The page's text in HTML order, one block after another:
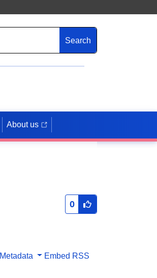
Search
About us
0
Metadata Embed RSS